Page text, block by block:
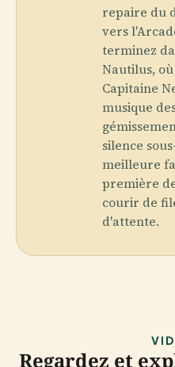
repaire du
vers
terminez
Nautilus,
Capitaine
musique
silence
meilleure
première
courir de
d'attente.
Regardez et